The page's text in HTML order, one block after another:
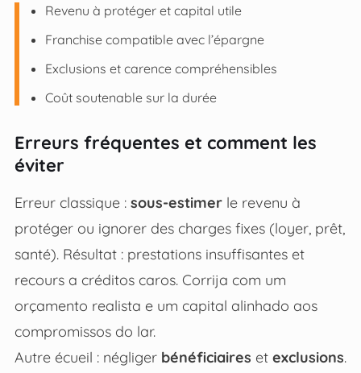
Revenu à protéger et capital utile
Franchise compatible avec l’épargne
Exclusions et carence compréhensibles
Coût soutenable sur la durée
Erreurs fréquentes et comment les
éviter
Erreur classique : sous-estimerle revenu à
protéger ou ignorer des charges fixes (loyer, prêt,
santé). Résultat : prestations insuffisantes et
recours a créditos caros. Corrija com um
orçamento realista e um capital alinhado aos
compromissos do lar.
Autre écueil : négliger bénéficiaires et exclusions.